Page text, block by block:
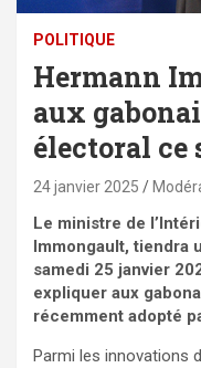
POLITIQUE
Hermann
aux
électoral ce
24 janvier 2025
Le ministre de
Immongault, tiendra
samedi 25 janvier
expliquer aux
récemment adopté
Parmi les innovations